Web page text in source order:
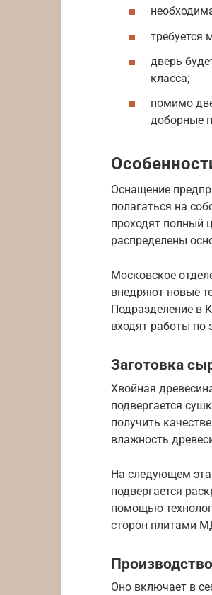
требуется
дверь
класса;
помимо
доборные
Оснащение
полагаться на
проходят полный
распределены
Московское
внедряют новые
Подразделение в
входят работы по
Заготовка
Хвойная
подвергается
получить
влажность
На следующем
подвергается
помощью
сторон плитами
Оно включает в